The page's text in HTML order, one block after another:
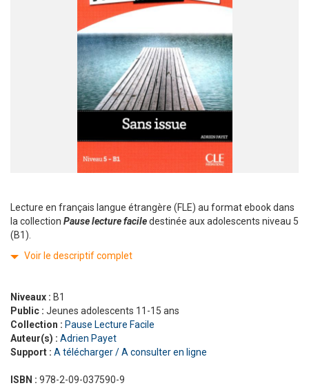
Lecture en français langue étrangère (FLE) au format ebook dans
la collection Pause lecture faciledestinée aux adolescents niveau 5
(B1).
Voir le descriptif complet
Niveaux : B1
Public : Jeunes adolescents 11-15 ans
Collection : Pause Lecture Facile
Auteur(s) : Adrien Payet
Support : A télécharger / A consulter en ligne
ISBN : 978-2-09-037590-9